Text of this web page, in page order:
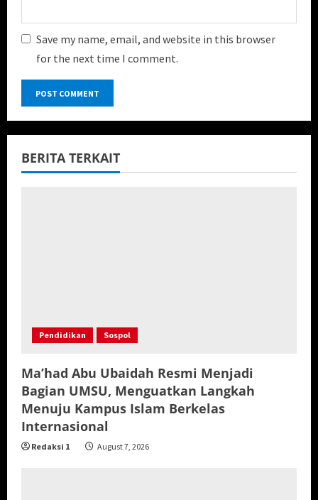
Save my name, email, and website in this browser
for the next time I comment.
BERITA TERKAIT
Pendidikan Sospol
Ma’had Abu Ubaidah Resmi Menjadi
Bagian UMSU, Menguatkan Langkah
Menuju Kampus Islam Berkelas
Internasional
Redaksi 1 August 7, 2026